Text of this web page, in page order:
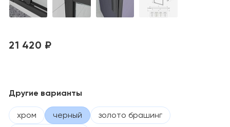
21 420 ₽
Другие варианты
хром черный
золото брашинг